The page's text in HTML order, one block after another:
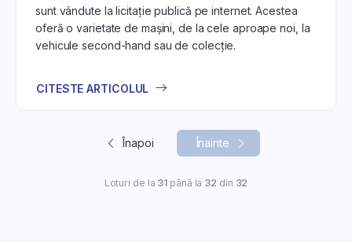
sunt vândute la licitație publică pe internet. Acestea
oferă o varietate de mașini, de la cele aproape noi, la
vehicule second-hand sau de colecție.
CITESTE ARTICOLUL
Înapoi Înainte
Loturi de la 31 până la 32 din 32